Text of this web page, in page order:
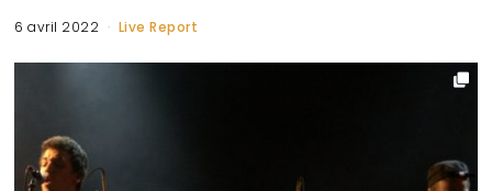
6 avril 2022 Live Report